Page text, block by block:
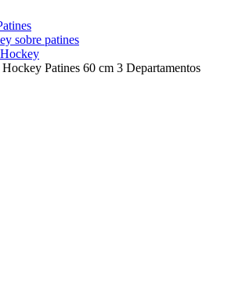
sobre patines
Patines 60 cm 3 Departamentos